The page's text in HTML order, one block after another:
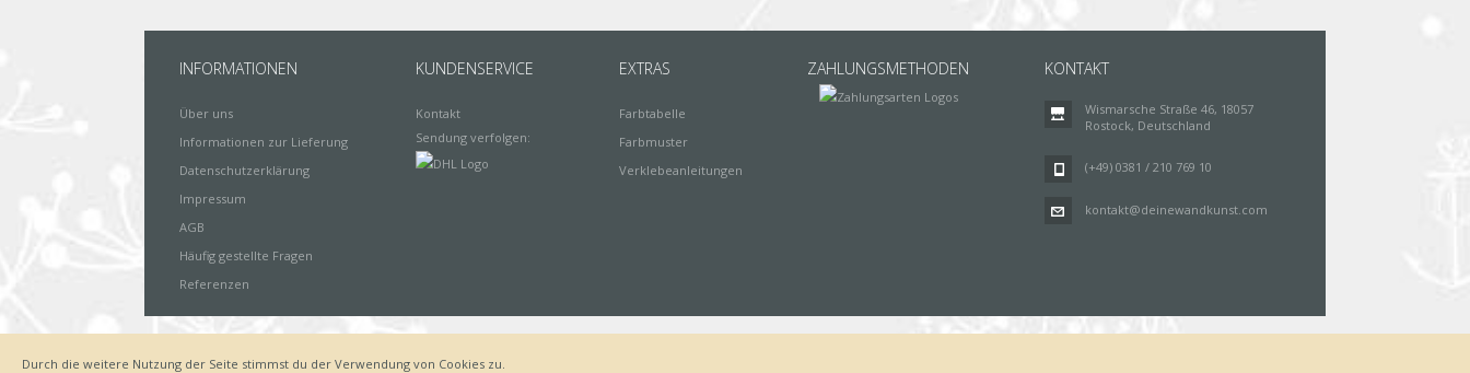
INFORMATIONEN
Über uns
Informationen zur Lieferung
Datenschutzerklärung
Impressum
AGB
Häufig gestellte Fragen
Referenzen
KUNDENSERVICE
Kontakt
Sendung verfolgen:
EXTRAS
Farbtabelle
Farbmuster
Verklebeanleitungen
ZAHLUNGSMETHODEN KONTAKT
Wismarsche Straße 46, 18057
Rostock, Deutschland
(+49) 0381 / 210 769 10
kontakt@deinewandkunst.com
Durch die weitere Nutzung der Seite stimmst du der Verwendung von Cookies zu.